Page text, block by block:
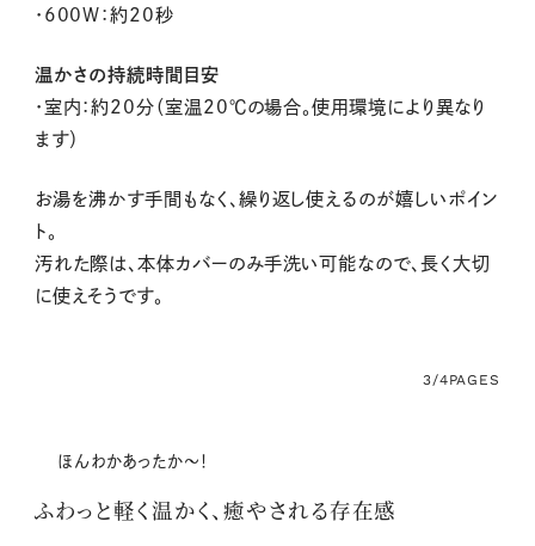
・600W：約20秒
温かさの持続時間目安
・室内：約20分（室温20℃の場合。使用環境により異なり
ます）
お湯を沸かす手間もなく、繰り返し使えるのが嬉しいポイン
ト。
汚れた際は、本体カバーのみ手洗い可能なので、長く大切
に使えそうです。
3/4PAGES
ほんわかあったか〜！
ふわっと軽く温かく、癒やされる存在感